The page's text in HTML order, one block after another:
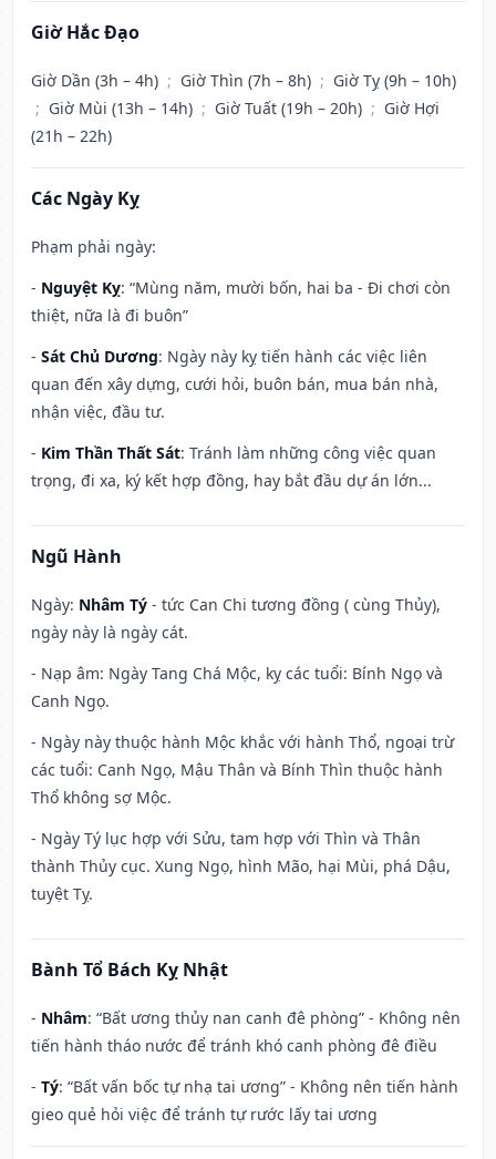
Giờ Hắc Đạo
Giờ Dần (3h – 4h) ; Giờ Thìn (7h – 8h) ; Giờ Tỵ (9h – 10h)
; Giờ Mùi (13h – 14h) ; Giờ Tuất (19h – 20h) ; Giờ Hợi
(21h – 22h)
Các Ngày Kỵ
Phạm phải ngày:
- Nguyệt Kỵ: “Mùng năm, mười bốn, hai ba - Đi chơi còn
thiệt, nữa là đi buôn”
- Sát Chủ Dương: Ngày này kỵ tiến hành các việc liên
quan đến xây dựng, cưới hỏi, buôn bán, mua bán nhà,
nhận việc, đầu tư.
- Kim Thần Thất Sát: Tránh làm những công việc quan
trọng, đi xa, ký kết hợp đồng, hay bắt đầu dự án lớn...
Ngũ Hành
Ngày: Nhâm Tý - tức Can Chi tương đồng ( cùng Thủy),
ngày này là ngày cát.
- Nạp âm: Ngày Tang Chá Mộc, kỵ các tuổi: Bính Ngọ và
Canh Ngọ.
- Ngày này thuộc hành Mộc khắc với hành Thổ, ngoại trừ
các tuổi: Canh Ngọ, Mậu Thân và Bính Thìn thuộc hành
Thổ không sợ Mộc.
- Ngày Tý lục hợp với Sửu, tam hợp với Thìn và Thân
thành Thủy cục. Xung Ngọ, hình Mão, hại Mùi, phá Dậu,
tuyệt Tỵ.
Bành Tổ Bách Kỵ Nhật
- Nhâm: “Bất ương thủy nan canh đê phòng” - Không nên
tiến hành tháo nước để tránh khó canh phòng đê điều
- Tý: “Bất vấn bốc tự nhạ tai ương” - Không nên tiến hành
gieo quẻ hỏi việc để tránh tự rước lấy tai ương